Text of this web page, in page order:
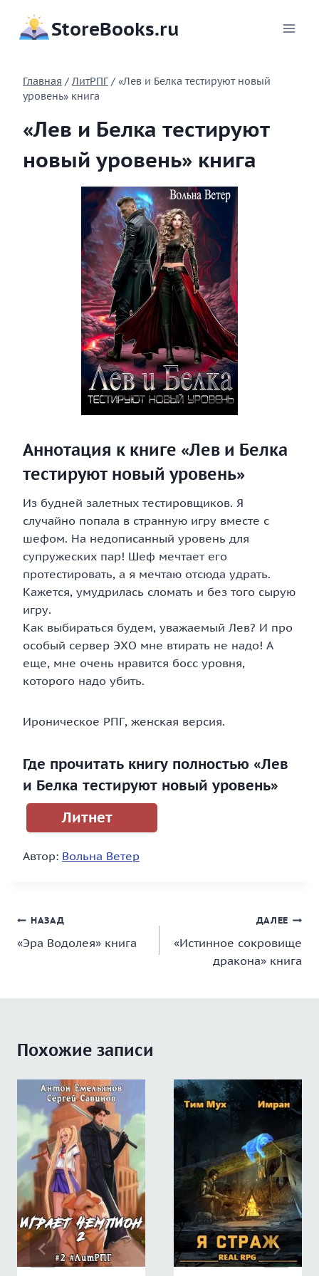
содержимому
StoreBooks.ru
Главная / ЛитРПГ / «Лев и Белка тестируют новый
уровень» книга
«Лев и Белка тестируют
новый уровень» книга
Аннотация к книге «Лев и Белка
тестируют новый уровень»
Из будней залетных тестировщиков. Я
случайно попала в странную игру вместе с
шефом. На недописанный уровень для
супружеских пар! Шеф мечтает его
протестировать, а я мечтаю отсюда удрать.
Кажется, умудрилась сломать и без того сырую
игру.
Как выбираться будем, уважаемый Лев? И про
особый сервер ЭХО мне втирать не надо! А
еще, мне очень нравится босс уровня,
которого надо убить.
Ироническое РПГ, женская версия.
Где прочитать книгу полностью «Лев
и Белка тестируют новый уровень»
Литнет
Автор: Вольна Ветер
Навигация
по
НАЗАД
«Эра Водолея» книга
ДАЛЕЕ
«Истинное сокровище
дракона» книга
Похожие записи